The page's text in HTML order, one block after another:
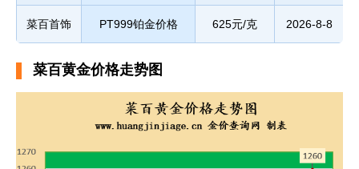
菜百首饰 PT999铂金价格 625元/克 2026-8-8
菜百黄金价格走势图